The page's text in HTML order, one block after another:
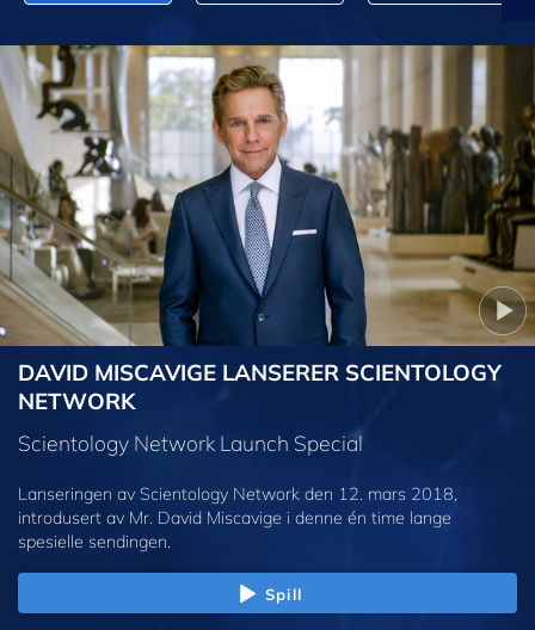
DAVID MISCAVIGE LANSERER SCIENTOLOGY
NETWORK
Scientology Network Launch Special
Lanseringen av Scientology Network den 12. mars 2018,
introdusert av Mr. David Miscavige i denne én time lange
spesielle sendingen.
Spill